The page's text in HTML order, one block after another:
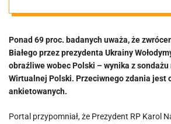
rację
Ponad 69 proc. badanych uważa, że
Białego przez prezydenta Ukrainy
obraźliwe wobec Polski – wynika z
Wirtualnej Polski. Przeciwnego zdania jest
ankietowanych.
Portal przypomniał, że Prezydent RP Karol